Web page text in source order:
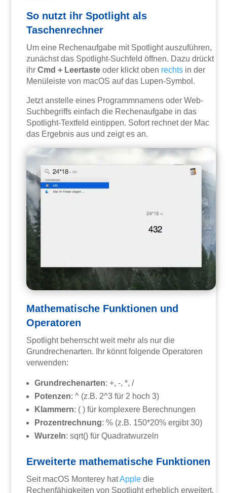
So nutzt ihr Spotlight als
Taschenrechner
Um eine Rechenaufgabe mit Spotlight auszuführen,
zunächst das Spotlight-Suchfeld öffnen. Dazu drückt
ihrCmd + Leertaste oder klickt oben rechts in der
Menüleiste von macOS auf das Lupen-Symbol.
Jetzt anstelle eines Programmnamens oder Web-
Suchbegriffs einfach die Rechenaufgabe in das
Spotlight-Textfeld eintippen. Sofort rechnet der Mac
das Ergebnis aus und zeigt es an.
Mathematische Funktionen und
Operatoren
Spotlight beherrscht weit mehr als nur die
Grundrechenarten. Ihr könnt folgende Operatoren
verwenden:
Grundrechenarten: +, -, *, /
Potenzen: ^ (z.B. 2^3 für 2 hoch 3)
Klammern: ( ) für komplexere Berechnungen
Prozentrechnung: % (z.B. 150*20% ergibt 30)
Wurzeln: sqrt() für Quadratwurzeln
Erweiterte mathematische Funktionen
Seit macOS Monterey hatApple die
Rechenfähigkeiten von Spotlight erheblich erweitert.